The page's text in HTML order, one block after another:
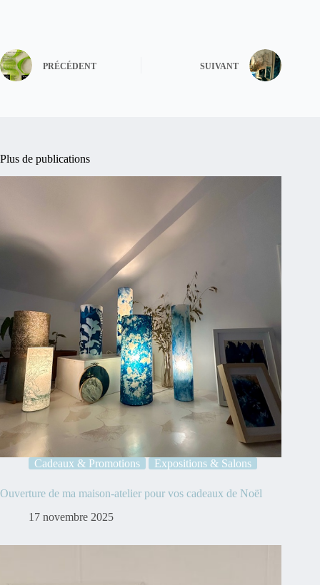
PRÉCÉDENT SUIVANT
Plus de publications
Cadeaux & Promotions Expositions & Salons
Ouverture de ma maison-atelier pour vos cadeaux de Noël
17 novembre 2025